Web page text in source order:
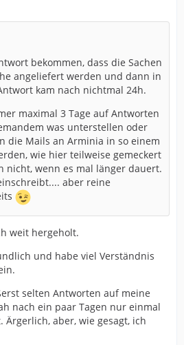
bekommen, dass die Sachen
angeliefert werden und dann in
kam nach nichtmal 24h.
maximal 3 Tage auf Antworten
was unterstellen oder
die Mails an Arminia in so einem
wie hier teilweise gemeckert
nicht, wenn es mal länger dauert.
aber reine
weit hergeholt.
und habe viel Verständnis
selten Antworten auf meine
nach ein paar Tagen nur einmal
aber, wie gesagt, ich